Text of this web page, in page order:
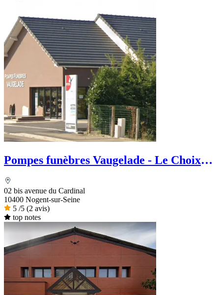
Pompes funèbres Vaugelade - Le Choix
02 bis avenue du Cardinal
10400 Nogent-sur-Seine
5 /5 (2 avis)
top notes